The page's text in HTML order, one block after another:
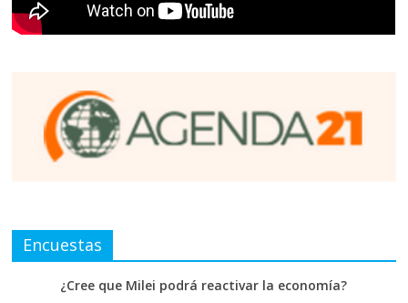
Encuestas
¿Cree que Milei podrá reactivar la economía?